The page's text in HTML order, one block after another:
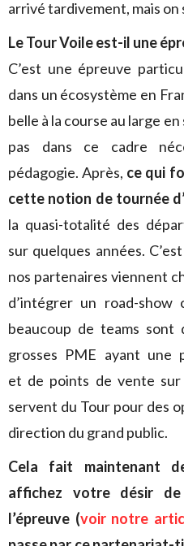
arrivé tardivement, mais on
Le Tour Voile est-il une
C’est une épreuve
dans un écosystème en
belle à la course au large
pas dans ce cadre
pédagogie. Après, ce qui
cette notion de tournée
la quasi-totalité des
sur quelques années.
nos partenaires viennent
d’intégrer un road-show
beaucoup de teams sont
grosses PME ayant une
et de points de vente
servent du Tour pour des
direction du grand public.
Cela fait maintenant
affichez votre désir
l’épreuve (voir notre